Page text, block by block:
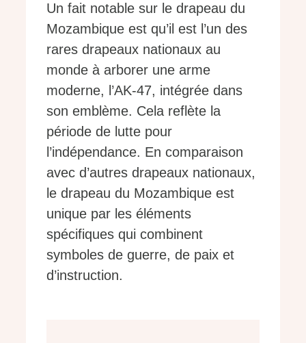
Un fait notable sur le drapeau du
Mozambique est qu’il est l’un des
rares drapeaux nationaux au
monde à arborer une arme
moderne, l’AK-47, intégrée dans
son emblème. Cela reflète la
période de lutte pour
l’indépendance. En comparaison
avec d’autres drapeaux nationaux,
le drapeau du Mozambique est
unique par les éléments
spécifiques qui combinent
symboles de guerre, de paix et
d’instruction.